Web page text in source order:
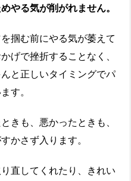
やる気が削がれません。
掴む前にやる気が萎えて
げで挫折することなく、
と正しいタイミングでパ
す。
きも、悪かったときも、
かさず入ります。
直してくれたり、きれい